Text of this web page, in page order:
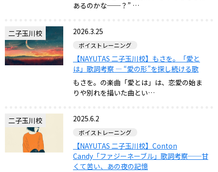
あるのかな──？” …
二子玉川校 2026.3.25
ボイストレーニング
【NAYUTAS 二子玉川校】もさを。「愛と
は」歌詞考察 — “愛の形”を探し続ける歌
もさを。の楽曲「愛とは」は、恋愛の始ま
りや別れを描いた曲とい…
二子玉川校 2025.6.2
ボイストレーニング
【NAYUTAS 二子玉川校】Conton
Candy「ファジーネーブル」歌詞考察──甘
くて苦い、あの夜の記憶